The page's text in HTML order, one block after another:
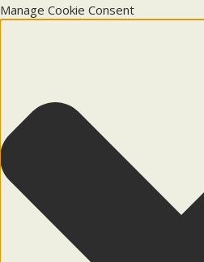
Manage Cookie Consent